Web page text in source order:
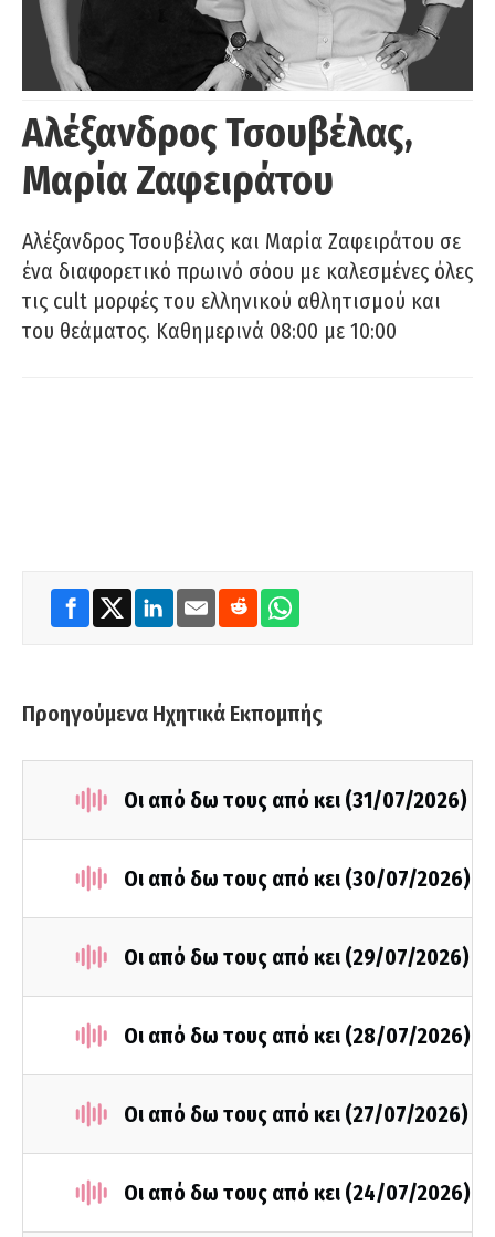
Αλέξανδρος Τσουβέλας,
Μαρία Ζαφειράτου
Αλέξανδρος Τσουβέλας και Μαρία Ζαφειράτου σε
ένα διαφορετικό πρωινό σόου με καλεσμένες όλες
τις cult μορφές του ελληνικού αθλητισμού και
του θεάματος. Καθημερινά 08:00 με 10:00
Προηγούμενα Ηχητικά Εκπομπής
Οι από δω τους από κει (31/07/2026)
Οι από δω τους από κει (30/07/2026)
Οι από δω τους από κει (29/07/2026)
Οι από δω τους από κει (28/07/2026)
Οι από δω τους από κει (27/07/2026)
Οι από δω τους από κει (24/07/2026)